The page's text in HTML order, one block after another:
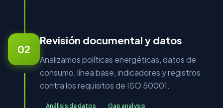
02
Revisión documental y datos
Analizamos políticas energéticas, datos de
consumo, línea base, indicadores y registros
contra los requisitos de ISO 50001.
Análisis de datos Gap analysis